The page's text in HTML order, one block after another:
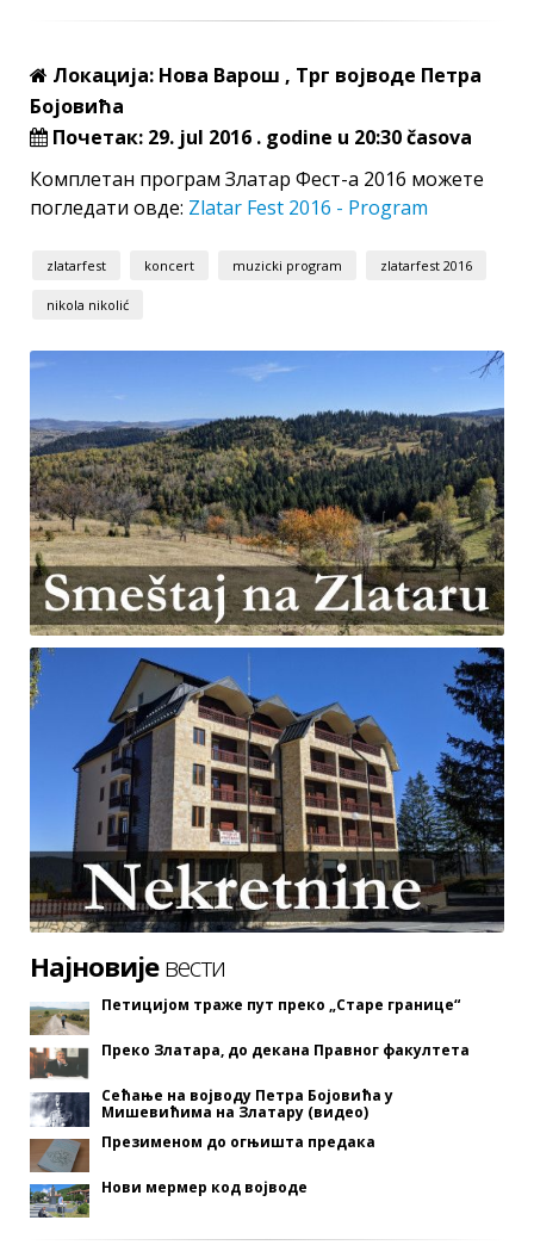
Локација: Нова Варош , Трг војводе Петра
Бојовића
Почетак: 29. jul 2016 . godine u 20:30 časova
Комплетан програм Златар Фест-а 2016 можете
погледати овде: Zlatar Fest 2016 - Program
zlatarfest koncert muzicki program zlatarfest 2016
nikola nikolić
Најновијевести
Петицијом траже пут преко „Старе границе“
Преко Златара, до декана Правног факултета
Сећање на војводу Петра Бојовића у
Мишевићима на Златару (видео)
Презименом до огњишта предака
Нови мермер код војводе